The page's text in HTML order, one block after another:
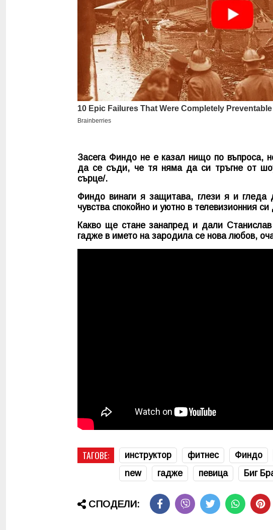
Засега Финдо не е казал нищо по въпроса,
да се съди, че тя няма да си тръгне от
сърце/.
Финдо винаги я защитава, глези я и гледа
чувства спокойно и уютно в телевизионния
Какво ще стане занапред и дали
гадже в името на зародила се нова любов,
ТАГОВЕ: инструктор фитнес Финдо
new
гадже певица Биг
СПОДЕЛИ: